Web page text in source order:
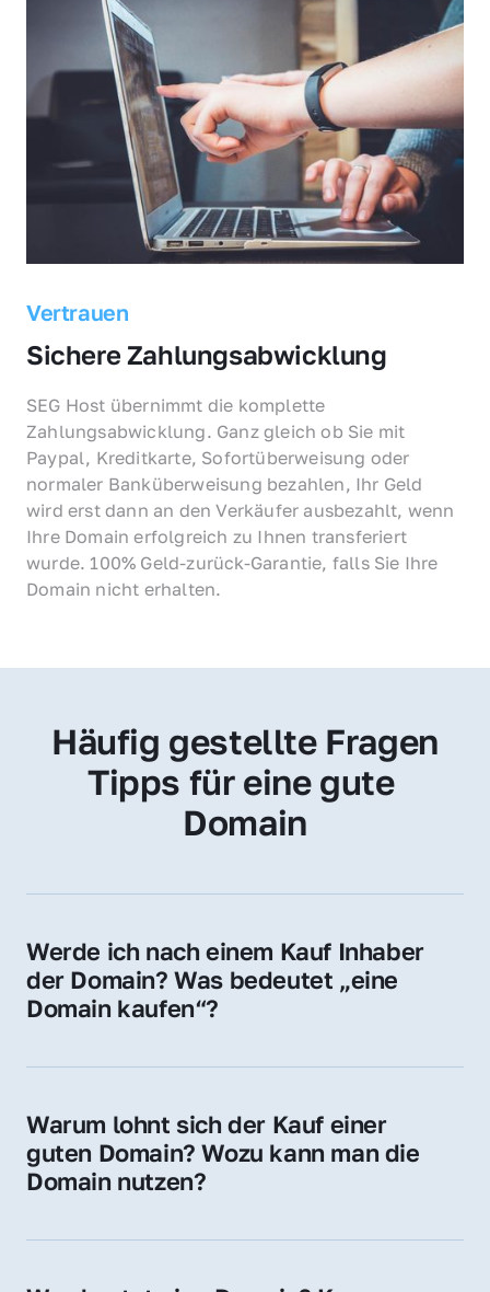
Vertrauen
Sichere Zahlungsabwicklung
SEG Host übernimmt die komplette
Zahlungsabwicklung. Ganz gleich ob Sie mit
Paypal, Kreditkarte, Sofortüberweisung oder
normaler Banküberweisung bezahlen, Ihr Geld
wird erst dann an den Verkäufer ausbezahlt, wenn
Ihre Domain erfolgreich zu Ihnen transferiert
wurde. 100% Geld-zurück-Garantie, falls Sie Ihre
Domain nicht erhalten.
Häufig gestellte Fragen
Tipps für eine gute
Domain
Werde ich nach einem Kauf Inhaber
der Domain? Was bedeutet „eine
Domain kaufen“?
Sie erhalten alle Rechte zur Nutzung,
Domain.
Warum lohnt sich der Kauf einer
guten Domain? Wozu kann man die
Domain nutzen?
Vertrauen und Markenwert. Nutzen Sie sie